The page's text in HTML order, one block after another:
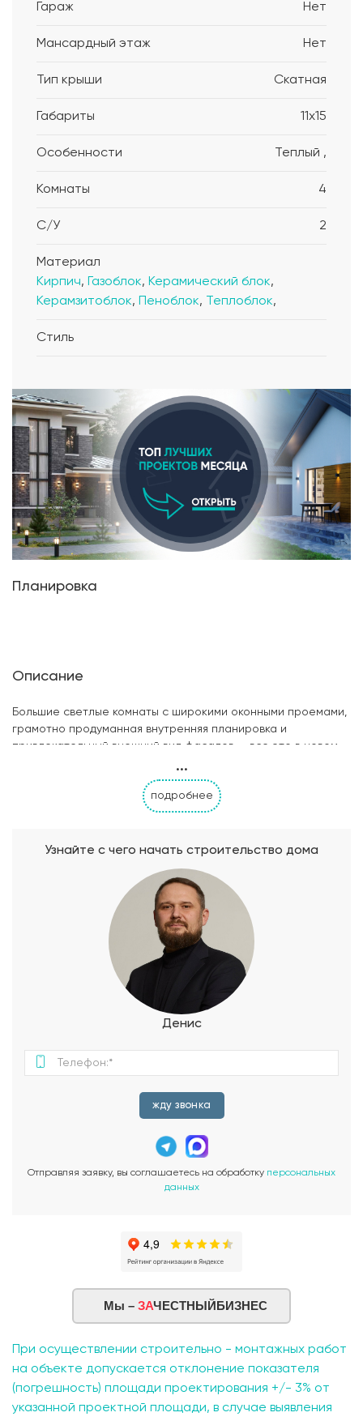
Гараж Нет
Мансардный этаж Нет
Тип крыши Скатная
Габариты 11x15
Особенности Теплый ,
Комнаты 4
С/У 2
Материал
Кирпич, Газоблок, Керамический блок,
Керамзитоблок, Пеноблок, Теплоблок,
Стиль
Планировка
Описание
Большие светлые комнаты с широкими оконными проемами,
грамотно продуманная внутренняя планировка и
привлекательный внешний вид фасадов — все это в новом
кирпича призвана выделять загородный дом среди
привычной застройки коттеджного поселка. Давайте вместе
заглянем внутрь семейного гнездышка… Широкое крыльцо в
в помещение котельной S=5,4 м2 и вместительную
просторную комнату дома — гостиную-столовую S=32,73
м2. Здесь же располагается рабочая зона кухни, отлично
освещенная широкими окнами. Из столовой открываются
двери на летнюю террасу S=13,63 м2 — прекрасное место
для дружных семейных обедов на свежем воздухе и долгих
вечерних разговоров с видом на благоустроенный сад. Для
большой семьи — большое количество спальных комнат, в
каждой из которых есть место для обустройства рабочего
стола с компьютером и вместительного гардероба. Для
совмещенных санузла, расположенных смежно друг к другу.
...
подробнее
Узнайте с чего начать строительство дома
Денис
жду звонка
Отправляя заявку, вы соглашаетесь на обработку персональных
данных
Мы – ЗАЧЕСТНЫЙБИЗНЕС
При осуществлении строительно - монтажных работ
на объекте допускается отклонение показателя
(погрешность) площади проектирования +/- 3% от
указанной проектной площади, в случае выявления